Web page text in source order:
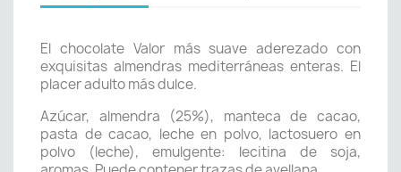
El chocolate Valor más suave aderezado con
exquisitas almendras mediterráneas enteras. El
placer adulto más dulce.
Azúcar, almendra (25%), manteca de cacao,
pasta de cacao, leche en polvo, lactosuero en
polvo (leche), emulgente: lecitina de soja,